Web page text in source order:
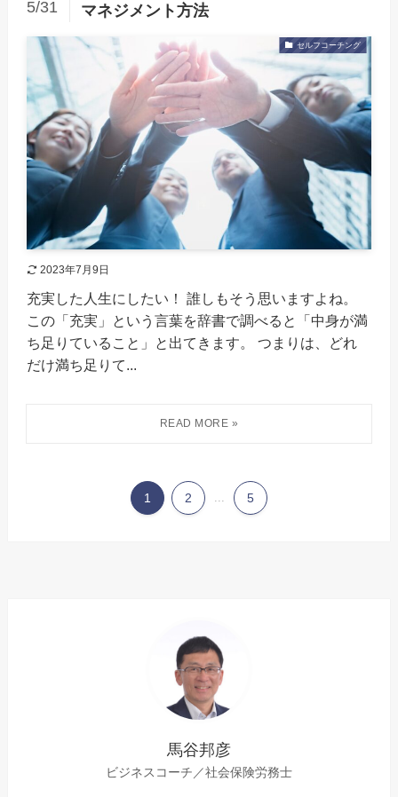
マネジメント方法
5/31
セルフコーチング
2023年7月9日
充実した人生にしたい！ 誰しもそう思いますよね。
この「充実」という言葉を辞書で調べると「中身が満
ち足りていること」と出てきます。 つまりは、どれ
だけ満ち足りて...
1 2 5
馬谷邦彦
ビジネスコーチ／社会保険労務士